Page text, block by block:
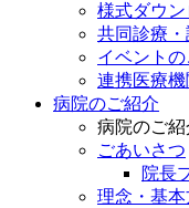
様式ダウン
共同診療
イベント
連携医療
病院のご紹介
病院のご紹
ごあいさつ
院長
理念・基